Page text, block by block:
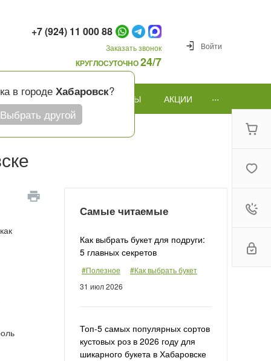
в городе Хабаровск?
Выбрать другой
+7 (924) 11 000 88
Заказать звонок
КРУГЛОСУТОЧНО24/7
Войти
ПОВОД ПОДАРКИ И ШАРЫ АКЦИИ ...
Самые читаемые
Как выбрать букет для подруги:
5 главных секретов
#Полезное
#Как выбрать букет
31 июл 2026
Топ-5 самых популярных сортов
кустовых роз в 2026 году для
шикарного букета в Хабаровске